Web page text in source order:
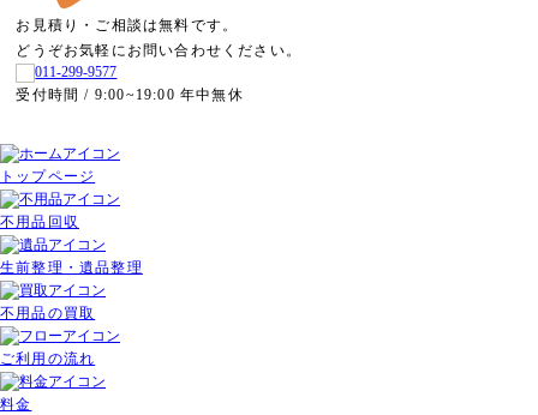
お見積り・ご相談は無料です。
どうぞお気軽にお問い合わせください。
受付時間 / 9:00~19:00 年中無休
トップページ
不用品回収
生前整理・遺品整理
不用品の買取
ご利用の流れ
料金